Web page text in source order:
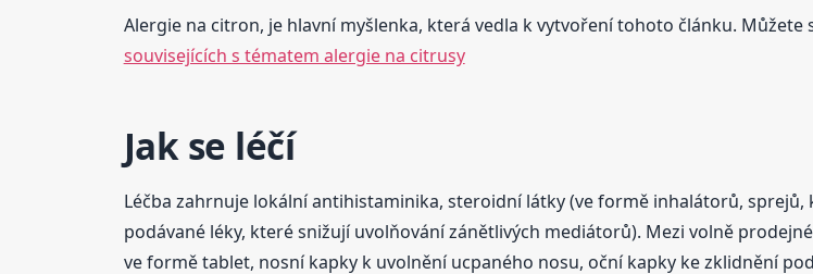
Alergie na citron, je hlavní myšlenka, která vedla k vytvoření tohoto článku. Můžete
souvisejících s tématem alergie na citrusy
Jak se léčí
Léčba zahrnuje lokální antihistaminika, steroidní látky (ve formě inhalátorů,
podávané léky, které snižují uvolňování zánětlivých mediátorů). Mezi volně
ve formě tablet, nosní kapky k uvolnění ucpaného nosu, oční kapky ke zklidnění